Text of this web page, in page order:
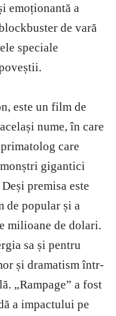
emoționantă a
de vară
speciale
este un film de
nume, în care
care
gigantici
premisa este
de popular și a
milioane de dolari.
sa și pentru
și dramatism într-
„Rampage” a fost
a impactului pe